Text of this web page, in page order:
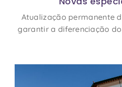
Atualização permanente
garantir a diferenciação